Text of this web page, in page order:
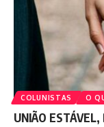
COLUNISTAS O
UNIÃO